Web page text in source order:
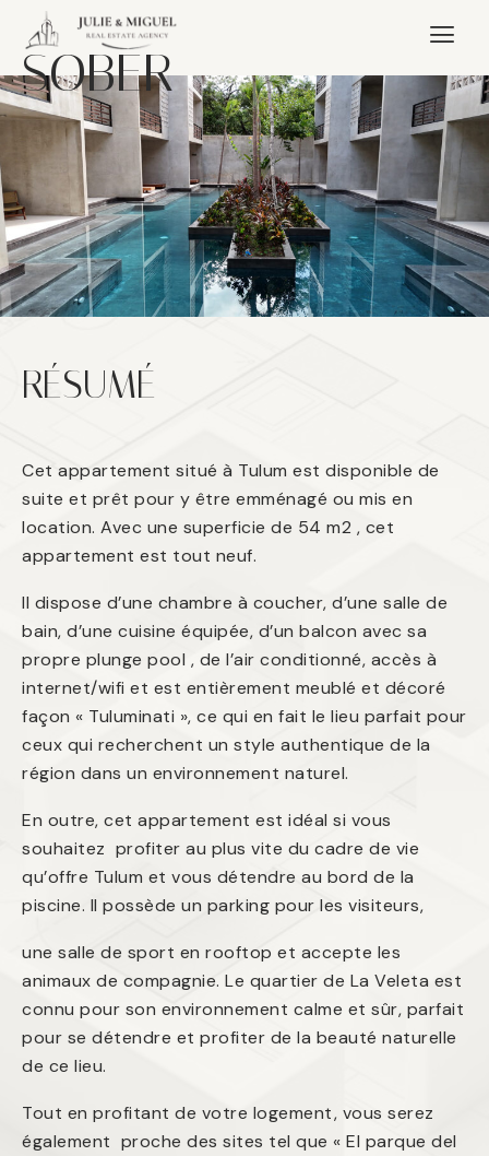
SOBER
RÉSUMÉ
Cet appartement situé à Tulum est disponible de
suite et prêt pour y être emménagé ou mis en
location. Avec une superficie de 54 m2 , cet
appartement est tout neuf.
Il dispose d’une chambre à coucher, d’une salle de
bain, d’une cuisine équipée, d’un balcon avec sa
propre plunge pool , de l’air conditionné, accès à
internet/wifi et est entièrement meublé et décoré
façon « Tuluminati », ce qui en fait le lieu parfait pour
ceux qui recherchent un style authentique de la
région dans un environnement naturel.
En outre, cet appartement est idéal si vous
souhaitez profiter au plus vite du cadre de vie
qu’offre Tulum et vous détendre au bord de la
piscine. Il possède un parking pour les visiteurs,
une salle de sport en rooftop et accepte les
animaux de compagnie. Le quartier de La Veleta est
connu pour son environnement calme et sûr, parfait
pour se détendre et profiter de la beauté naturelle
de ce lieu.
Tout en profitant de votre logement, vous serez
également proche des sites tel que « El parque del